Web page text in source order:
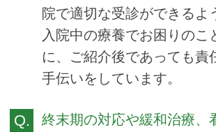
院で適切な受診ができるよ
入院中の療養でお困りのこ
に、ご紹介後であっても責
手伝いをしています。
終末期の対応や緩和治療、